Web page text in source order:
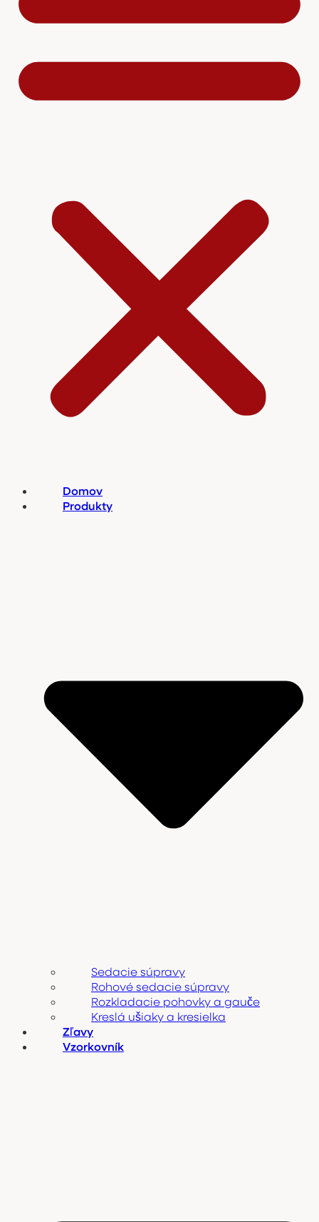
Domov
Produkty
Sedacie súpravy
Rohové sedacie súpravy
Rozkladacie pohovky a gauče
Kreslá ušiaky a kresielka
Zľavy
Vzorkovník